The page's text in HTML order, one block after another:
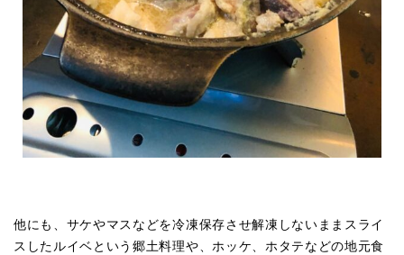
他にも、サケやマスなどを冷凍保存させ解凍しないままスライ
スしたルイベという郷土料理や、ホッケ、ホタテなどの地元食